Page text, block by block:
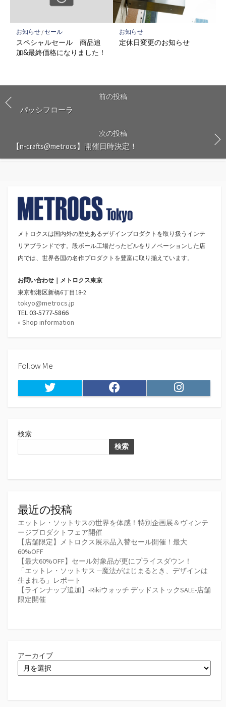
お知らせ/セール
スペシャルセール 商品追
加&最終価格になりました！
お知らせ
定休日変更のお知らせ
前の投稿
パッシフローラ
次の投稿
【n-crafts@metrocs】開催日時決定！
メトロクスは国内外の歴史あるデザインプロダクトを取り扱うインテ
リアブランドです。段ボール工場だったビルをリノベーションした店
内では、世界各国の名作プロダクトを豊富に取り揃えています。
お問い合わせ｜メトロクス東京
東京都港区新橋6丁目18-2
tokyo@metrocs.jp
TEL 03-5777-5866
» Shop information
Follow Me
Twitter Facebook Instagram
検索
検索
最近の投稿
エットレ・ソットサスの世界を体感！特別企画展＆ヴィンテ
ージプロダクトフェア開催
【店舗限定】メトロクス展示品入替セール開催！最大
60%OFF
【最大60%OFF】セール対象品が更にプライスダウン！
「エットレ・ソットサス ─魔法がはじまるとき、デザインは
生まれる」レポート
【ラインナップ追加】-Rikiウォッチ デッドストックSALE-店舗
限定開催
アーカイブ